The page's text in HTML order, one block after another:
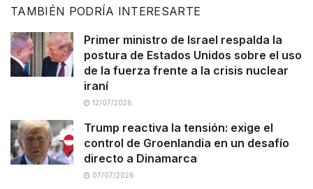
TAMBIÉN PODRÍA INTERESARTE
Primer ministro de Israel respalda la
postura de Estados Unidos sobre el uso
de la fuerza frente a la crisis nuclear
iraní
12/07/2026
Trump reactiva la tensión: exige el
control de Groenlandia en un desafío
directo a Dinamarca
07/07/2026